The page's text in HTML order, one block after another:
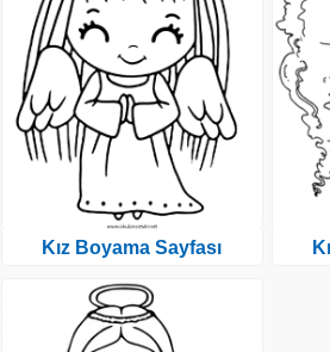
Kız Boyama Sayfası